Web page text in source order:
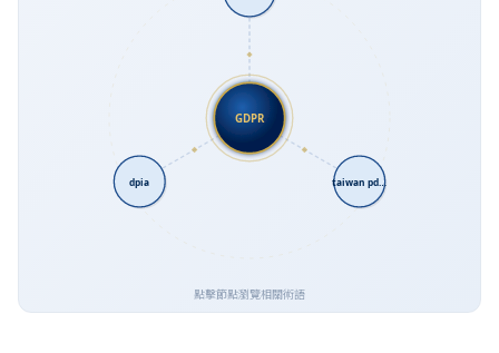
GDPR
taiwan pd…
dpia
點擊節點瀏覽相關術語